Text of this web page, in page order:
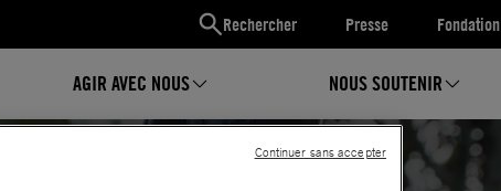
Rechercher Presse Fondation
AGIR AVEC NOUS NOUS SOUTENIR
Continuer sans accepter